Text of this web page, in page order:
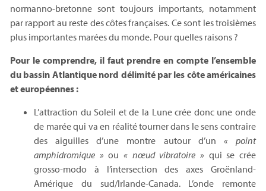
normanno-bretonne sont toujours importants, notamment
par rapport au reste des côtes françaises. Ce sont les troisièmes
plus importantes marées du monde. Pour quelles raisons ?
Pour le comprendre, il faut prendre en compte l’ensemble
du bassin Atlantique nord délimité par les côte américaines
et européennes :
L’attraction du Soleil et de la Lune crée donc une onde
de marée qui va en réalité tourner dans le sens contraire
des aiguilles d’une montre autour d’un « point
amphidromique » ou« nœud vibratoire » qui se crée
grosso-modo à l’intersection des axes Groënland-
Amérique du sud/Irlande-Canada. L’onde remonte